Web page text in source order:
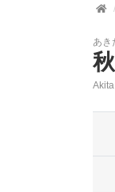
あき
Akita